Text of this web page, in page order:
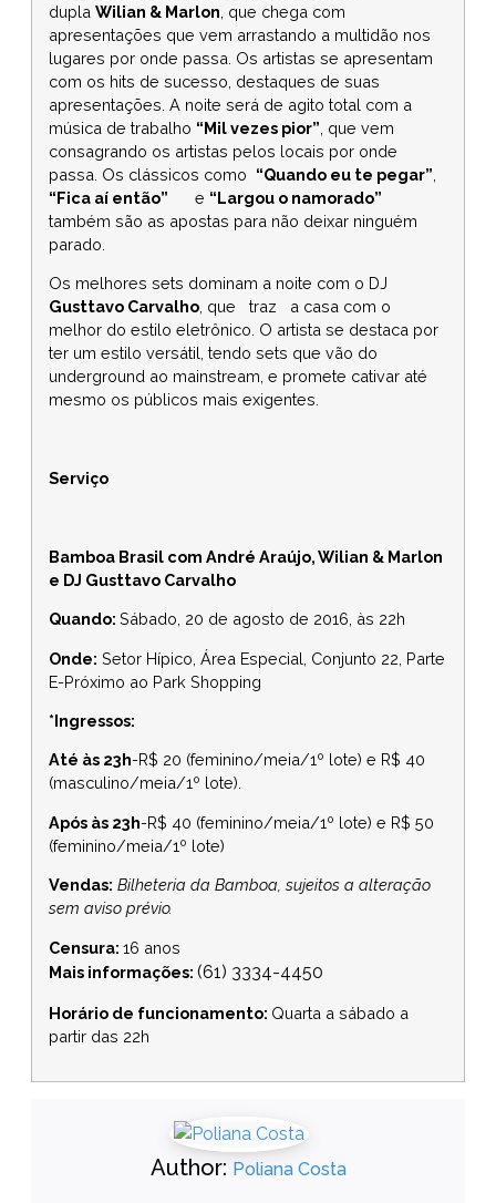
dupla Wilian & Marlon , que chega com
apresentações que vem arrastando a multidão nos
lugares por onde passa. Os artistas se apresentam
com os hits de sucesso, destaques de suas
apresentações. A noite será de agito total com a
música de trabalho “Mil vezes pior” , que vem
consagrando os artistas pelos locais por onde
passa. Os clássicos como “Quando eu te pegar”
“Fica aí então” e “Largou o namorado”
também são as apostas para não deixar ninguém
parado.
Os melhores sets dominam a noite com o DJ
Gusttavo Carvalho , que traz a casa com o
melhor do estilo eletrônico. O artista se destaca por
ter um estilo versátil, tendo sets que vão do
underground ao mainstream, e promete cativar até
mesmo os públicos mais exigentes.
Serviço
Bamboa Brasil com André Araújo, Wilian & Marlon
e DJ Gusttavo Carvalho
Quando: Sábado, 20 de agosto de 2016, às 22h
Onde: Setor Hípico, Área Especial, Conjunto 22, Parte
E-Próximo ao Park Shopping
*Ingressos:
Até às 23h-R$ 20 (feminino/meia/1º lote) e R$ 40
(masculino/meia/1º lote).
Após às 23h-R$ 40 (feminino/meia/1º lote) e R$ 50
(feminino/meia/1º lote)
Vendas: Bilheteria da Bamboa, sujeitos a alteração
sem aviso prévio.
Censura: 16 anos
Mais informações: (61) 3334-4450
Horário de funcionamento: Quarta a sábado a
partir das 22h
Author: Poliana Costa